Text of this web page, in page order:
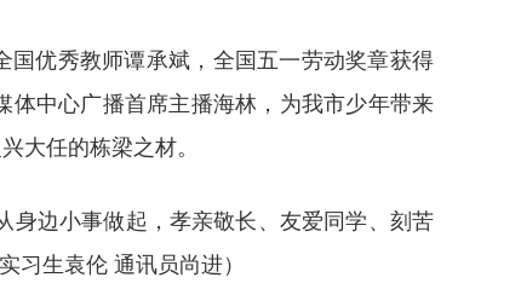
国优秀教师谭承斌，全国五一劳动奖章获得
体中心广播首席主播海林，为我市少年带来
大任的栋梁之材。
身边小事做起，孝亲敬长、友爱同学、刻苦
习生袁伦 通讯员尚进）